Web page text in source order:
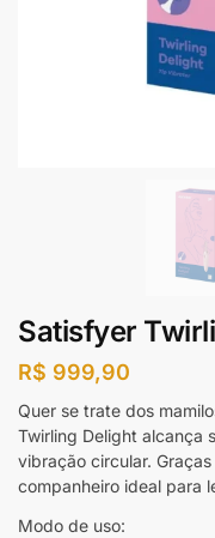
Satisfyer
R$ 999,90
Quer se trate dos
Twirling Delight alcança
vibração circular.
companheiro ideal para
Modo de uso: